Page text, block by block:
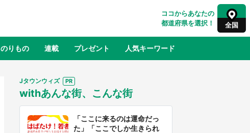
ココからあなたの
都道府県を選択！
全国
山形 福島
千葉 東京 神奈川
のりもの 連載 プレゼント 人気キーワード
ふるさと納税
Jタウンウィズ
withあんな街、こんな街
「ここに来るのは運命だっ
た」「ここでしか生きられ